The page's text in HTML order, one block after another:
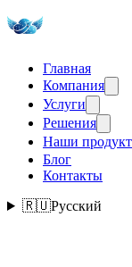
Главная
Компания
Услуги
Решения
Наши
Блог
Контакты
🇷🇺Русский